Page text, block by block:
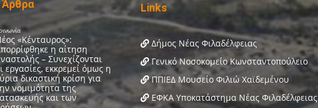
Links
Δήμος Νέας Φιλαδέλφειας
Γενικό Νοσοκομείο Κωνσταντοπούλειο
ΠΠΙΕΔ Μουσείο Φιλιώ Χαϊδεμένου
ΕΦΚΑ Υποκατάστημα Νέας Φιλαδέλφειας